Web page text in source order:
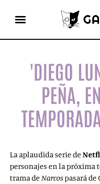
'DIEGO
PEÑA,
La aplaudida serie de
personajes en la próxima
trama de Narcospasará de